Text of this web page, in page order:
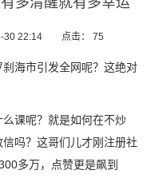
30 22:14 点击： 75
海市引发全网呢？这绝对
课呢？就是如何在不炒
吗？这哥们儿才刚注册社
多万，点赞更是飙到